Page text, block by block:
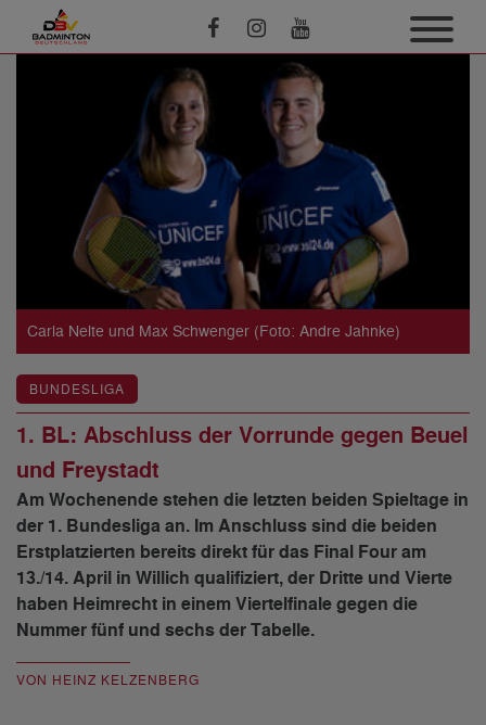
Carla Nelte und Max Schwenger (Foto: Andre Jahnke)
BUNDESLIGA
1. BL: Abschluss der Vorrunde gegen Beuel
und Freystadt
Am Wochenende stehen die letzten beiden Spieltage in
der 1. Bundesliga an. Im Anschluss sind die beiden
Erstplatzierten bereits direkt für das Final Four am
13./14. April in Willich qualifiziert, der Dritte und Vierte
haben Heimrecht in einem Viertelfinale gegen die
Nummer fünf und sechs der Tabelle.
VON HEINZ KELZENBERG